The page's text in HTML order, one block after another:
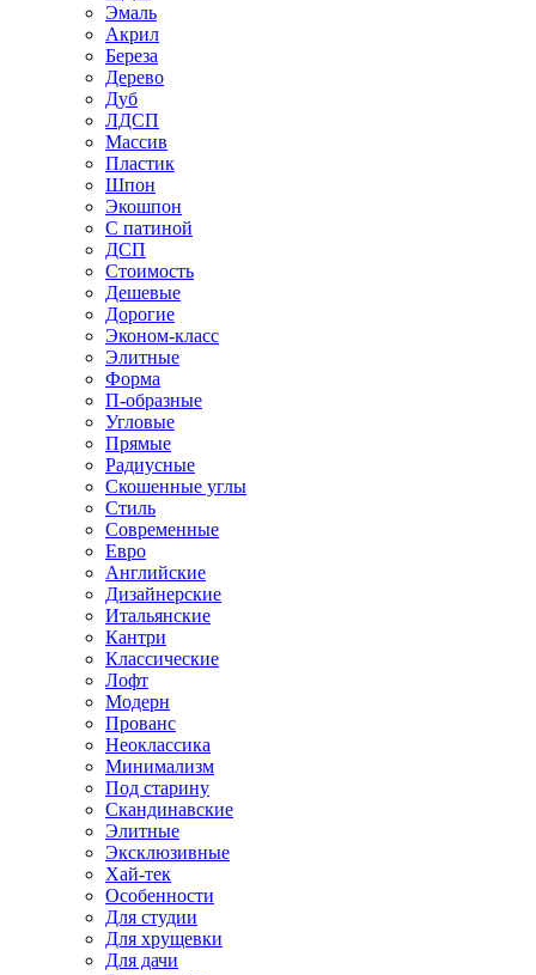
Эмаль
Акрил
Береза
Дерево
Дуб
ЛДСП
Массив
Пластик
Шпон
Экошпон
С патиной
ДСП
Стоимость
Дешевые
Дорогие
Эконом-класс
Элитные
Форма
П-образные
Угловые
Прямые
Радиусные
Скошенные углы
Стиль
Современные
Евро
Английские
Дизайнерские
Итальянские
Кантри
Классические
Лофт
Модерн
Прованс
Неоклассика
Минимализм
Под старину
Скандинавские
Элитные
Эксклюзивные
Хай-тек
Особенности
Для студии
Для хрущевки
Для дачи